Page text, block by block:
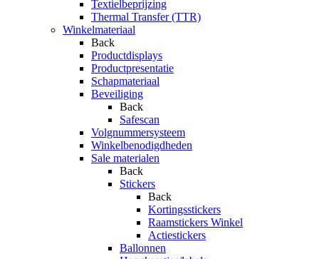
Textielbeprijzing
Thermal Transfer (TTR)
Winkelmateriaal
Back
Productdisplays
Productpresentatie
Schapmateriaal
Beveiliging
Back
Safescan
Volgnummersysteem
Winkelbenodigdheden
Sale materialen
Back
Stickers
Back
Kortingsstickers
Raamstickers Winkel
Actiestickers
Ballonnen